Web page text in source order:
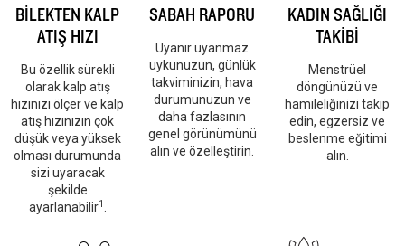
BİLEKTEN KALP
ATIŞ HIZI
Bu özellik sürekli
olarak kalp atış
hızınızı ölçer ve kalp
atış hızınızın çok
düşük veya yüksek
olması durumunda
sizi uyaracak
şekilde
ayarlanabilir1
SABAH RAPORU
Uyanır uyanmaz
uykunuzun, günlük
takviminizin, hava
durumunuzun ve
daha fazlasının
genel görünümünü
alın ve özelleştirin.
KADIN SAĞLIĞI
TAKİBİ
Menstrüel
döngünüzü ve
hamileliğinizi takip
edin, egzersiz ve
beslenme eğitimi
alın.